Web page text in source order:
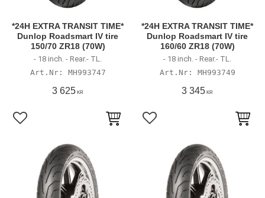
*24H EXTRA TRANSIT TIME*
Dunlop Roadsmart IV tire
150/70 ZR18 (70W)
- 18 inch. - Rear.- TL.
MH993747
3 625 KR
Lägg till i favoriter
*24H EXTRA TRANSIT TIME*
Dunlop Roadsmart IV tire
160/60 ZR18 (70W)
- 18 inch. - Rear.- TL.
MH993749
3 345 KR
Lägg till i favoriter